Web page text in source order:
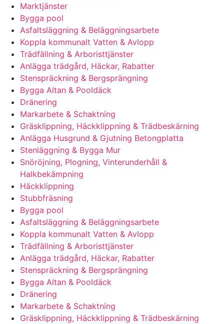
Marktjänster
Bygga pool
Asfaltsläggning & Beläggningsarbete
Koppla kommunalt Vatten & Avlopp
Trädfällning & Arboristtjänster
Anlägga trädgård, Häckar, Rabatter
Stenspräckning & Bergsprängning
Bygga Altan & Pooldäck
Dränering
Markarbete & Schaktning
Gräsklippning, Häckklippning & Trädbeskärning
Anlägga Husgrund & Gjutning Betongplatta
Stenläggning & Bygga Mur
Snöröjning, Plogning, Vinterunderhåll &
Halkbekämpning
Häckklippning
Stubbfräsning
Bygga pool
Asfaltsläggning & Beläggningsarbete
Koppla kommunalt Vatten & Avlopp
Trädfällning & Arboristtjänster
Anlägga trädgård, Häckar, Rabatter
Stenspräckning & Bergsprängning
Bygga Altan & Pooldäck
Dränering
Markarbete & Schaktning
Gräsklippning, Häckklippning & Trädbeskärning